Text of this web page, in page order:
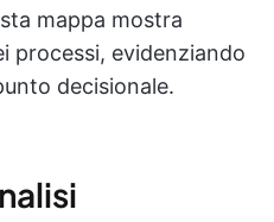
mappa mostra
processi, evidenziando
decisionale.